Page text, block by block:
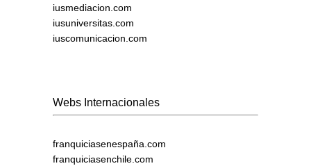
iusmediacion.com
iusuniversitas.com
iuscomunicacion.com
Webs Internacionales
franquiciasenespaña.com
franquiciasenchile.com